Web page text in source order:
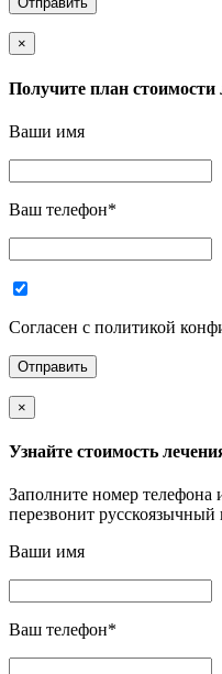
×
Получите план стоимости
Ваши имя
Ваш телефон*
Согласен с политикой
×
Узнайте стоимость
Заполните номер телефона
перезвонит русскоязычный
Ваши имя
Ваш телефон*